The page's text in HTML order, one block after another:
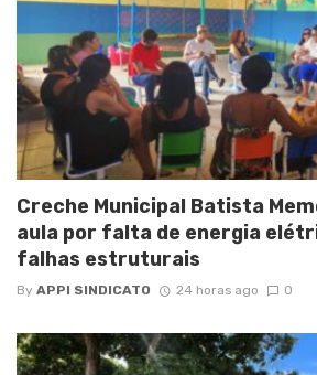
Creche Municipal Batista
aula por falta de energia
falhas estruturais
By APPI SINDICATO 24 horas ago 0